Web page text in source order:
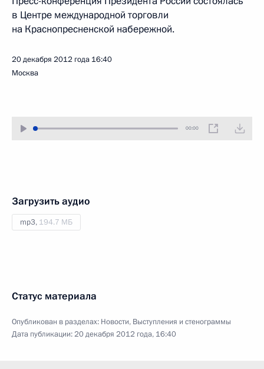
в Центре международной торговли
на Краснопресненской набережной.
20 декабря 2012 года 16:40
Москва
00:00
Загрузить аудио
mp3, 194.7 МБ
Статус материала
Опубликован в разделах: Новости, Выступления и стенограммы
Дата публикации:20 декабря 2012 года, 16:40